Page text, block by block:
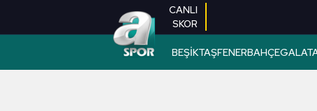
CANLI
SKOR
BEŞİKTAŞFENERBAHÇE